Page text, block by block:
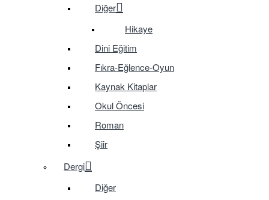
Diğer
Hikaye
Dini Eğitim
Fıkra-Eğlence-Oyun
Kaynak Kitaplar
Okul Öncesi
Roman
Şiir
Dergi
Diğer